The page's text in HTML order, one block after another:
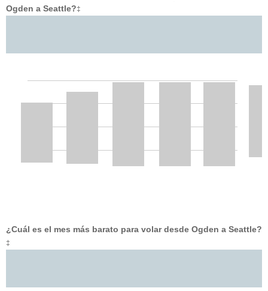
Ogden a Seattle?‡
¿Cuál es el mes más barato para volar desde Ogden a Seattle?
‡